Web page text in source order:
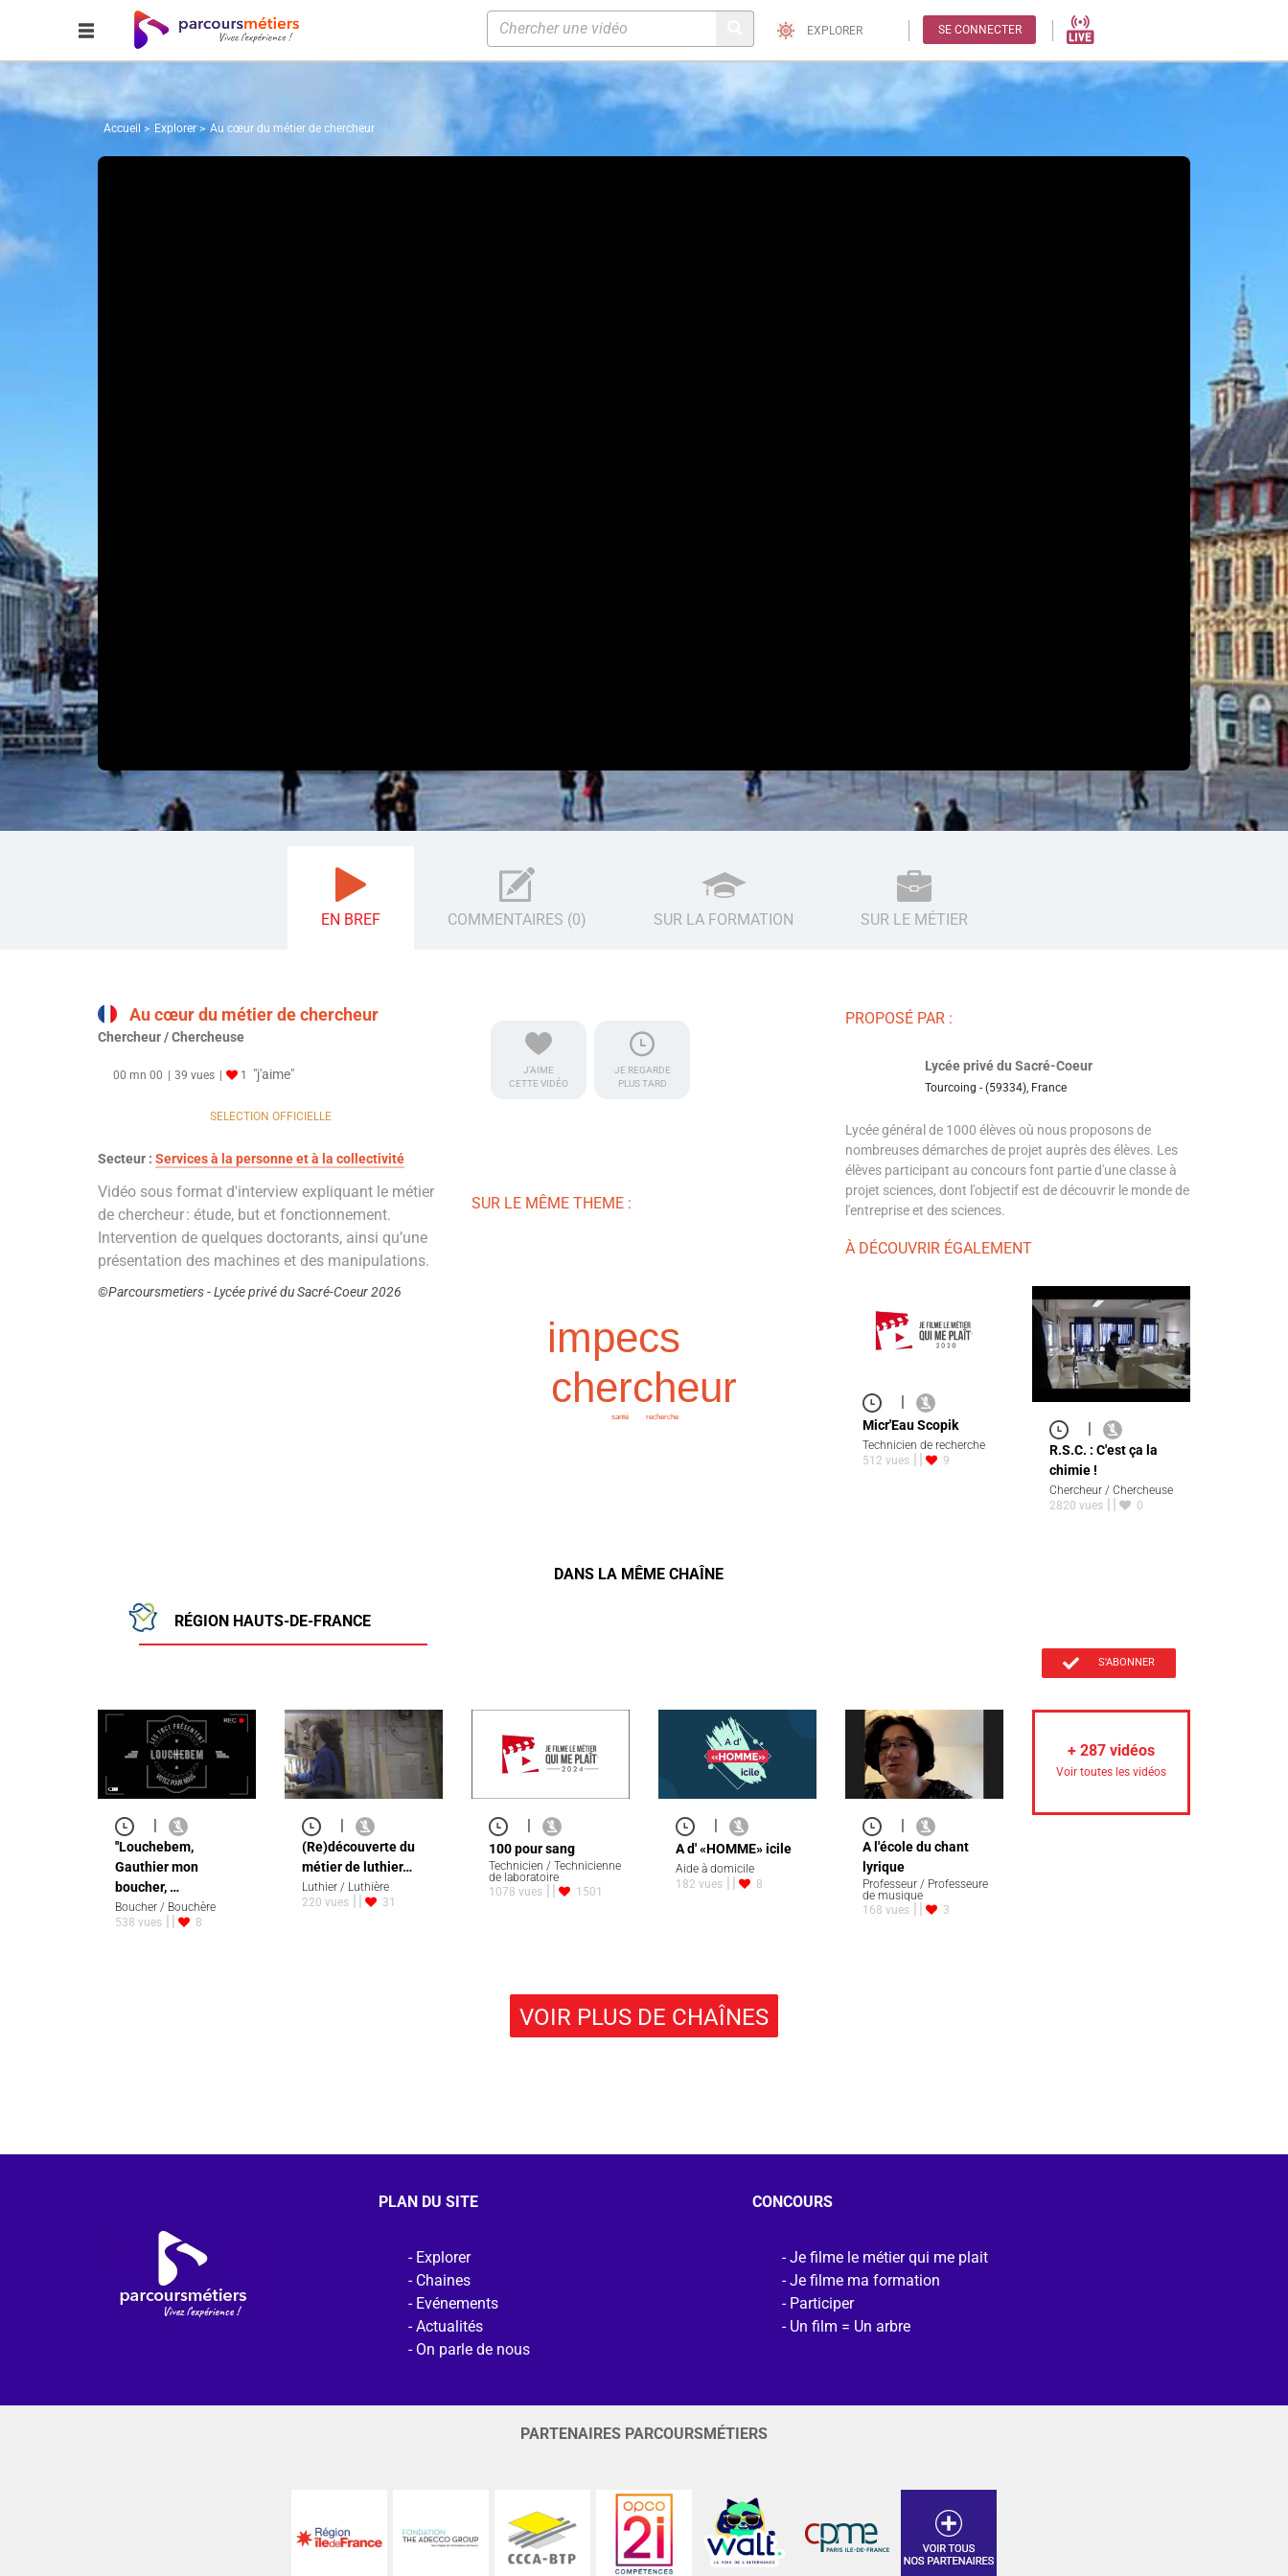
EXPLORER SE CONNECTER
Accueil Explorer Au cœur du métier de chercheur
EN BREF COMMENTAIRES (0) SUR LA FORMATION SUR LE MÉTIER
Au cœur du métier de chercheur
Chercheur / Chercheuse
00 mn 00 39 vues 1 "j'aime"
SELECTION OFFICIELLE
Secteur : Services à la personne et à la collectivité
Vidéo sous format d'interview expliquant le métier
de chercheur : étude, but et fonctionnement.
Intervention de quelques doctorants, ainsi qu’une
présentation des machines et des manipulations.
©Parcoursmetiers - Lycée privé du Sacré-Coeur 2026
J'AIME
CETTE VIDÉO
JE REGARDE
PLUS TARD
SUR LE MÊME THEME :
chercheur
impecs
santé recherche
PROPOSÉ PAR :
Lycée privé du Sacré-Coeur
Tourcoing - (59334), France
Lycée général de 1000 élèves où nous proposons de
nombreuses démarches de projet auprès des élèves. Les
élèves participant au concours font partie d'une classe à
projet sciences, dont l'objectif est de découvrir le monde de
l'entreprise et des sciences.
À DÉCOUVRIR ÉGALEMENT
Micr'Eau Scopik
Technicien de recherche
512 vues
9
R.S.C. : C'est ça la
chimie !
Chercheur / Chercheuse
2820 vues
0
DANS LA MÊME CHAÎNE
RÉGION HAUTS-DE-FRANCE
S'ABONNER
''Louchebem,
Gauthier mon
boucher, …
Boucher / Bouchère
538 vues
8
(Re)découverte du
métier de luthier…
Luthier / Luthière
220 vues
31
100 pour sang
Technicien / Technicienne
de laboratoire
1078 vues
1501
A d' «HOMME» icile
Aide à domicile
182 vues
8
A l'école du chant
lyrique
Professeur / Professeure
de musique
168 vues
3
+ 287 vidéos
Voir toutes les vidéos
VOIR PLUS DE CHAÎNES
PLAN DU SITE
Explorer
Chaines
Evénements
Actualités
On parle de nous
CONCOURS
Je filme le métier qui me plait
Je filme ma formation
Participer
Un film = Un arbre
PARTENAIRES PARCOURSMÉTIERS